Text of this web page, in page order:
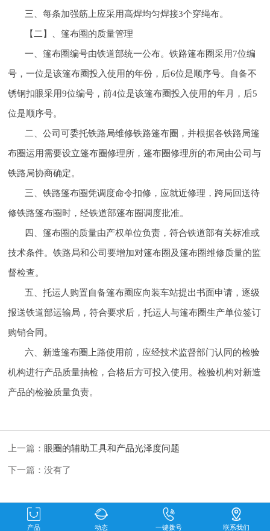
三、每条加强筋上应采用高焊均匀焊接3个穿绳布。
【二】、篷布圈的质量管理
一、篷布圈编号由铁道部统一公布。铁路篷布圈采用7位编
号，一位是该篷布圈投入使用的年份，后6位是顺序号。自备不
锈钢扣眼采用9位编号，前4位是该篷布圈投入使用的年月，后5
位是顺序号。
二、公司可委托铁路局维修铁路篷布圈，并根据各铁路局篷
布圈运用需要设立篷布圈修理所，篷布圈修理所的布局由公司与
铁路局协商确定。
三、铁路篷布圈凭调度命令扣修，应就近修理，跨局回送待
修铁路篷布圈时，经铁道部篷布圈调度批准。
四、篷布圈的质量由产权单位负责，符合铁道部有关标准或
技术条件。铁路局和公司要增加对篷布圈及篷布圈维修质量的监
督检查。
五、托运人购置自备篷布圈应向装车站提出书面申请，逐级
报送铁道部运输局，符合要求后，托运人与篷布圈生产单位签订
购销合同。
六、新造篷布圈上路使用前，应经技术监督部门认同的检验
机构进行产品质量抽检，合格后方可投入使用。检验机构对新造
产品的检验质量负责。
上一篇： 眼圈的辅助工具和产品光泽度问题
下一篇：没有了
产品 动态 一键拨号 联系我们